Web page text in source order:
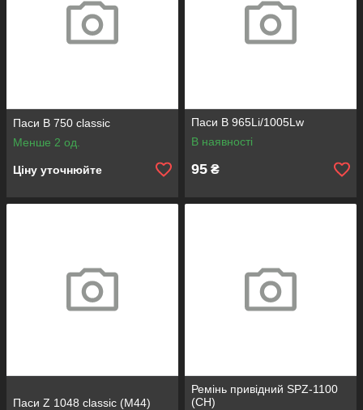
Паси B 750 classic
Менше 2 од.
Ціну уточнюйте
Паси B 965Li/1005Lw
В наявності
95 ₴
Паси Z 1048 classic (М44)
Ремінь привідний SPZ-1100
(СН)